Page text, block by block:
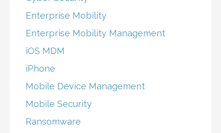
Enterprise Mobility
Enterprise Mobility Management
iOS MDM
iPhone
Mobile Device Management
Mobile Security
Ransomware